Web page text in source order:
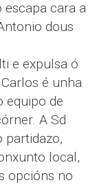
cara a
dous
e expulsa ó
é unha
equipo de
A Sd
partidazo,
local,
opcións no